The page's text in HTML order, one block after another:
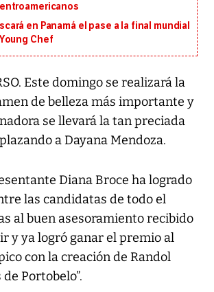
en Panamá el pase a la final mundial
Chef
Este domingo se realizará la
de belleza más importante y
se llevará la tan preciada
a Dayana Mendoza.
Diana Broce ha logrado
las candidatas de todo el
al buen asesoramiento recibido
y ya logró ganar el premio al
con la creación de Randol
de Portobelo”.